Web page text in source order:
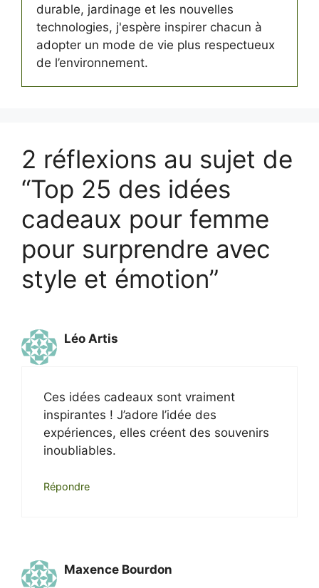
durable, jardinage et les nouvelles
technologies, j'espère inspirer chacun à
adopter un mode de vie plus respectueux
de l’environnement.
2 réflexions au sujet de
“Top 25 des idées
cadeaux pour femme
pour surprendre avec
style et émotion”
Léo Artis
Ces idées cadeaux sont vraiment
inspirantes ! J’adore l’idée des
expériences, elles créent des souvenirs
inoubliables.
Répondre
Maxence Bourdon